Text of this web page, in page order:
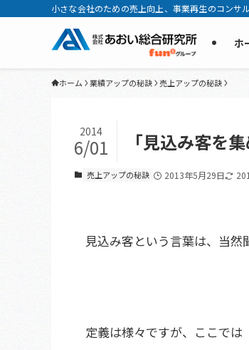
小さな会社のための売上向上、事業再生のコンサ
ホ
ホーム 業績アップの秘訣 売上アップの秘訣
「見込み客を
2014
6/01
売上アップの秘訣 2013年5月29日
見込み客という言葉は、当然
定義は様々ですが、ここでは